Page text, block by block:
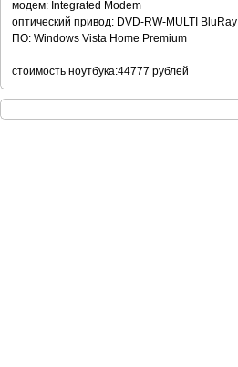
модем: Integrated Modem
оптический привод: DVD-RW-MULTI BluRay
ПО: Windows Vista Home Premium
стоимость ноутбука:44777 рублей